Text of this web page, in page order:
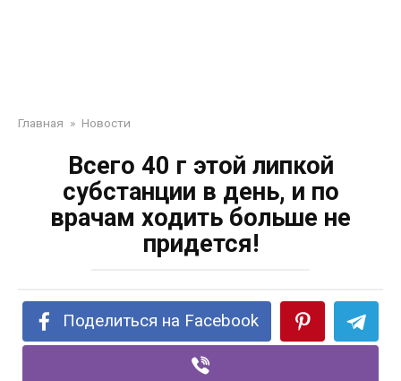
Главная » Новости
Всего 40 г этой липкой
субстанции в день, и по
врачам ходить больше не
придется!
Поделиться на Facebook